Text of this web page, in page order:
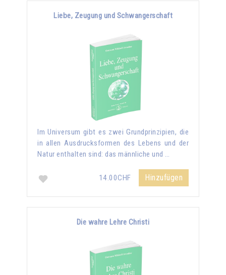
Liebe, Zeugung und Schwangerschaft
Im Universum gibt es zwei Grundprinzipien, die
in allen Ausdrucksformen des Lebens und der
Natur enthalten sind: das männliche und …
14.00CHF Hinzufügen
Die wahre Lehre Christi